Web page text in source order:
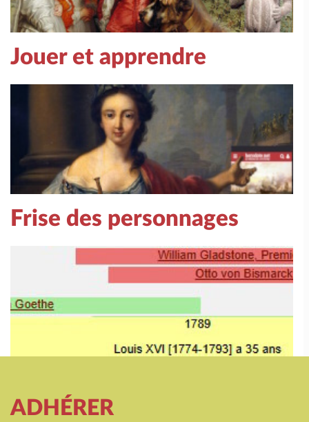
Jouer et apprendre
Frise des personnages
ADHÉRER